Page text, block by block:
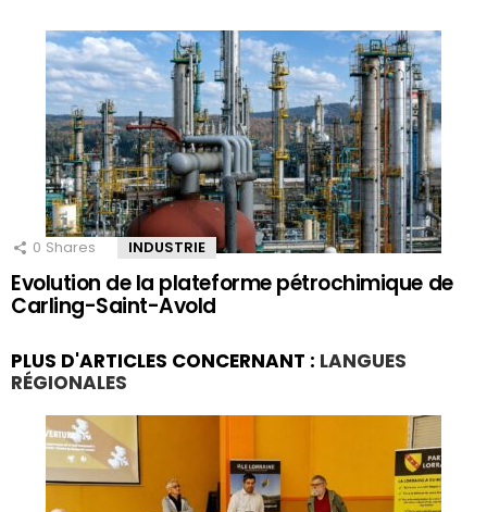
0 Shares INDUSTRIE
Evolution de la plateforme pétrochimique de
Carling-Saint-Avold
PLUS D'ARTICLES CONCERNANT : LANGUES
RÉGIONALES